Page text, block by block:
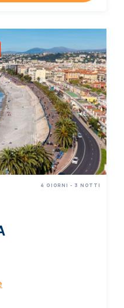
4 GIORNI - 3 NOTTI